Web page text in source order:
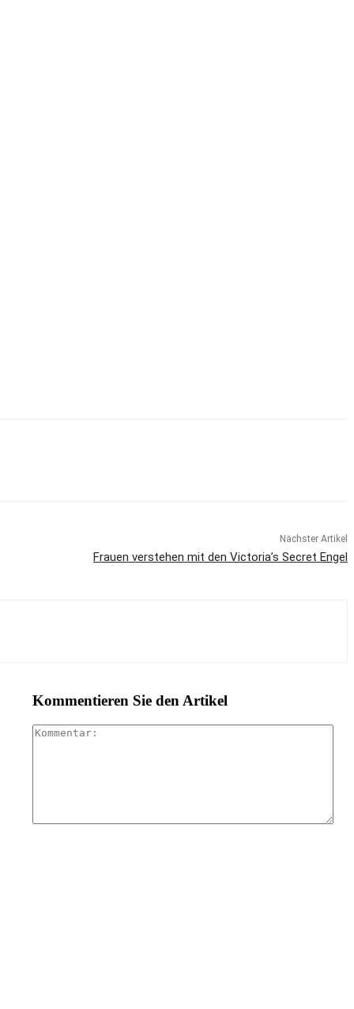
Nächster Artikel
Frauen verstehen mit den Victoria’s Secret Engel
Kommentieren Sie den Artikel